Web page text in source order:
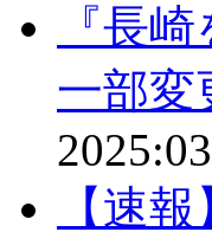
『長
一部変
【速